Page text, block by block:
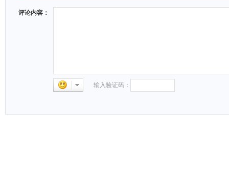
评论内容：
输入验证码：